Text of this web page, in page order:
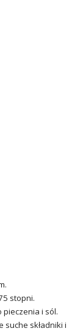
stopni.
pieczenia i sól.
suche składniki i